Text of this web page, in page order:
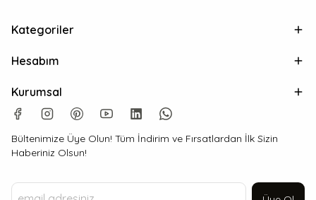
Kategoriler
Hesabım
Kurumsal
Bültenimize Üye Olun! Tüm İndirim ve Fırsatlardan İlk Sizin
Haberiniz Olsun!